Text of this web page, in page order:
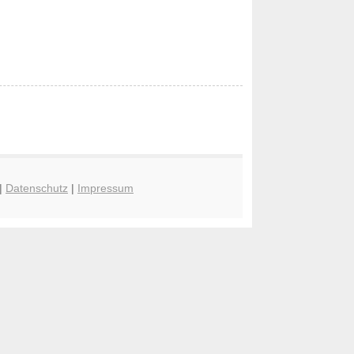
| Datenschutz | Impressum